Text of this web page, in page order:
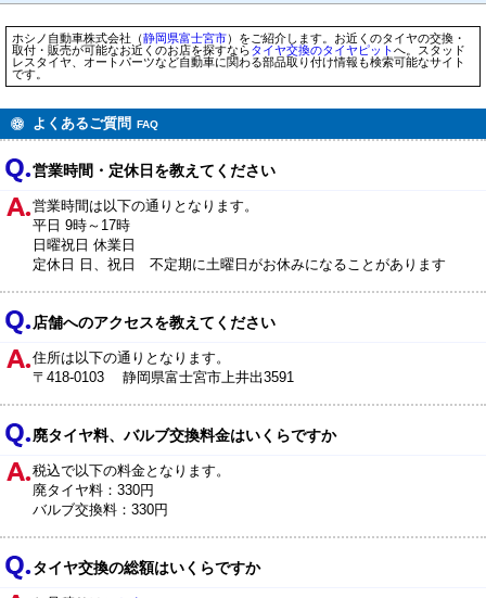
ホシノ自動車株式会社（静岡県富士宮市）をご紹介します。お近くのタイヤの交換・
取付・販売が可能なお近くのお店を探すならタイヤ交換のタイヤピットへ。スタッド
レスタイヤ、オートパーツなど自動車に関わる部品取り付け情報も検索可能なサイト
です。
よくあるご質問 FAQ
営業時間・定休日を教えてください
営業時間は以下の通りとなります。
平日 9時～17時
日曜祝日 休業日
定休日 日、祝日 不定期に土曜日がお休みになることがあります
店舗へのアクセスを教えてください
住所は以下の通りとなります。
〒418-0103 静岡県富士宮市上井出3591
廃タイヤ料、バルブ交換料金はいくらですか
税込で以下の料金となります。
廃タイヤ料：330円
バルブ交換料：330円
タイヤ交換の総額はいくらですか